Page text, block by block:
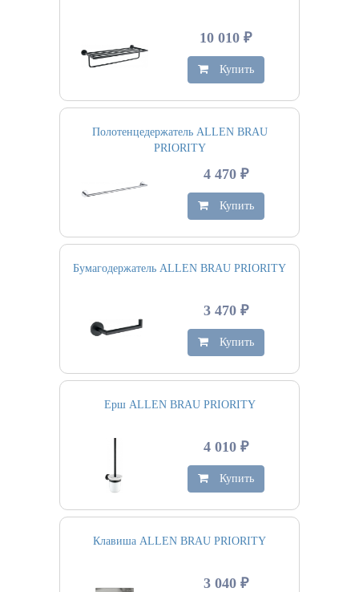
10 010 ₽
Купить
Полотенцедержатель ALLEN BRAU
PRIORITY
4 470 ₽
Купить
Бумагодержатель ALLEN BRAU PRIORITY
3 470 ₽
Купить
Ерш ALLEN BRAU PRIORITY
4 010 ₽
Купить
Клавиша ALLEN BRAU PRIORITY
3 040 ₽